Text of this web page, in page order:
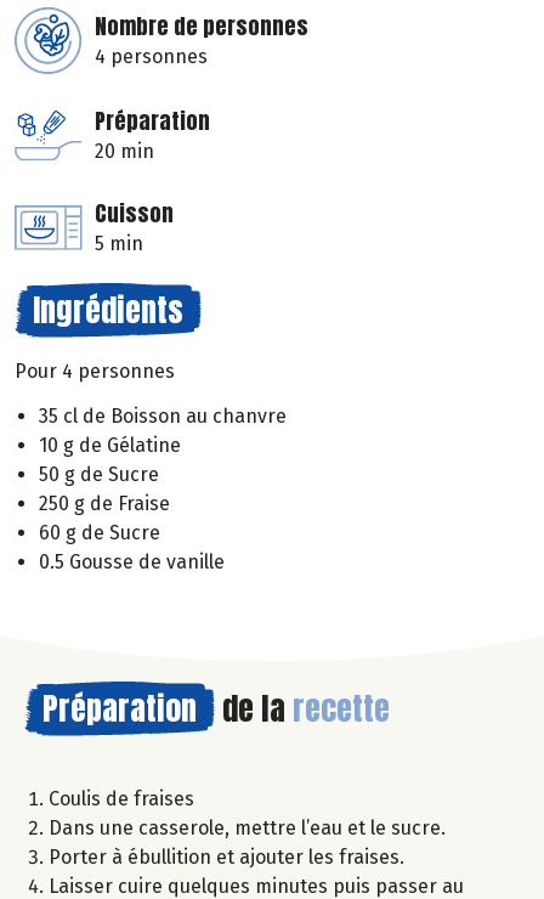
Nombre de personnes
4 personnes
Préparation
20 min
Cuisson
5 min
Ingrédients
Pour 4 personnes
35 cl de Boisson au chanvre
10 g de Gélatine
50 g de Sucre
250 g de Fraise
60 g de Sucre
0.5 Gousse de vanille
Préparation de la recette
Coulis de fraises
Dans une casserole, mettre l’eau et le sucre.
Porter à ébullition et ajouter les fraises.
Laisser cuire quelques minutes puis passer au